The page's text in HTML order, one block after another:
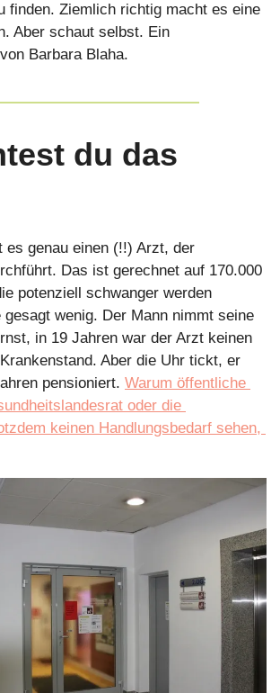
finden. Ziemlich richtig macht es eine
Aber schaut selbst. Ein
Barbara Blaha.
du das
es genau einen (!!) Arzt, der
Das ist gerechnet auf 170.000
potenziell schwanger werden
gesagt wenig. Der Mann nimmt seine
in 19 Jahren war der Arzt keinen
Aber die Uhr tickt, er
pensioniert. Warum öffentliche
oder die
keinen Handlungsbedarf sehen,